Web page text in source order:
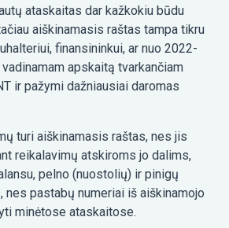
ataskaitas dar kažkokiu būdu
aiškinamasis raštas tampa tikru
finansininkui, ar nuo 2022-
apskaitą tvarkančiam
ir pažymi dažniausiai daromas
turi aiškinamasis raštas, nes jis
reikalavimų atskiroms jo dalims,
pelno (nuostolių) ir pinigų
nes pastabų numeriai iš aiškinamojo
minėtose ataskaitose.